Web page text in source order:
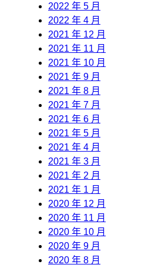
2022 年 5 月
2022 年 4 月
2021 年 12 月
2021 年 11 月
2021 年 10 月
2021 年 9 月
2021 年 8 月
2021 年 7 月
2021 年 6 月
2021 年 5 月
2021 年 4 月
2021 年 3 月
2021 年 2 月
2021 年 1 月
2020 年 12 月
2020 年 11 月
2020 年 10 月
2020 年 9 月
2020 年 8 月